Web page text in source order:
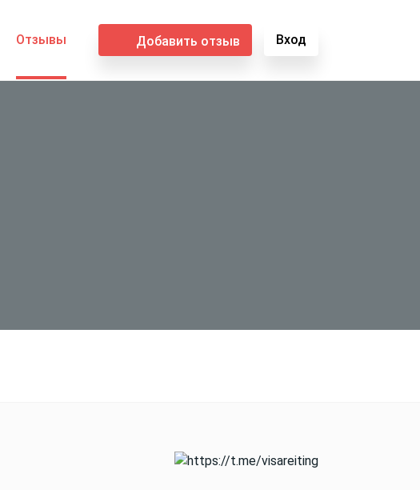
Отзывы Добавить отзыв Вход